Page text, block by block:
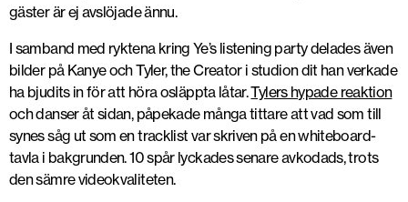
gäster är ej avslöjade ännu.
I samband med ryktena kring Ye’s listening party delades även
bilder på Kanye och Tyler, the Creator i studion dit han verkade
ha bjudits in för att höra osläppta låtar.Tylers hypade reaktion
och danser åt sidan, påpekade många tittare att vad som till
synes såg ut som en tracklist var skriven på en whiteboard-
tavla i bakgrunden. 10 spår lyckades senare avkodads, trots
den sämre videokvaliteten.